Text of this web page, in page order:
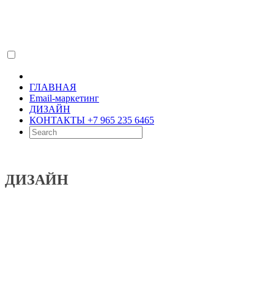
ГЛАВНАЯ
Email-маркетинг
ДИЗАЙН
КОНТАКТЫ +7 965 235 6465
ДИЗАЙН